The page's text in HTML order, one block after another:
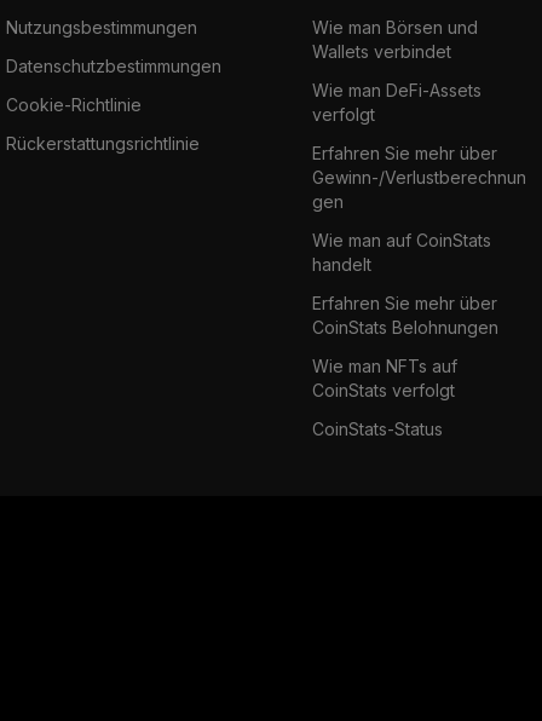
Nutzungsbestimmungen
Datenschutzbestimmungen
Cookie-Richtlinie
Rückerstattungsrichtlinie
Wie man Börsen und
Wallets verbindet
Wie man DeFi-Assets
verfolgt
Erfahren Sie mehr über
Gewinn-/Verlustberechnun
gen
Wie man auf CoinStats
handelt
Erfahren Sie mehr über
CoinStats Belohnungen
Wie man NFTs auf
CoinStats verfolgt
CoinStats-Status